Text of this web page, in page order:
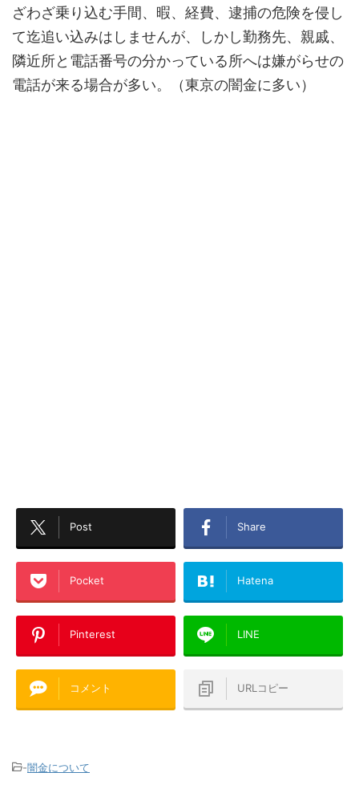
ざわざ乗り込む手間、暇、経費、逮捕の危険を侵し
て迄追い込みはしませんが、しかし勤務先、親戚、
隣近所と電話番号の分かっている所へは嫌がらせの
電話が来る場合が多い。（東京の闇金に多い）
Post Share
Pocket Hatena
Pinterest LINE
コメント URLコピー
-闇金について